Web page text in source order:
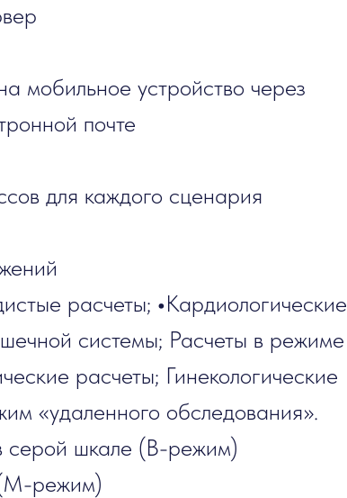
мобильное устройство через
почте
для каждого сценария
расчеты; •Кардиологические
системы; Расчеты в режиме
расчеты; Гинекологические
«удаленного обследования».
серой шкале (B-режим)
режим)